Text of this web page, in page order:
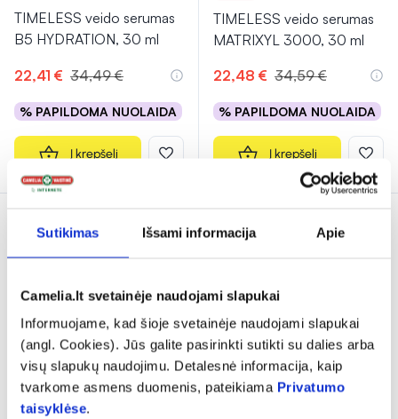
Sutikimas Išsami informacija Apie
Camelia.lt svetainėje naudojami slapukai
Informuojame, kad šioje svetainėje naudojami slapukai
(angl. Cookies). Jūs galite pasirinkti sutikti su dalies arba
visų slapukų naudojimu. Detalesnė informacija, kaip
tvarkome asmens duomenis, pateikiama Privatumo
taisyklėse.
TIMELESS veido serumas
B5 HYDRATION, 30 ml
22,41 € 34,49 €
% PAPILDOMA NUOLAIDA
Į krepšelį
TIMELESS veido serumas
MATRIXYL 3000, 30 ml
22,48 € 34,59 €
% PAPILDOMA NUOLAIDA
Į krepšelį
-35%
TIMELESS paakių kremas
-35%
TIMELESS veido serumas